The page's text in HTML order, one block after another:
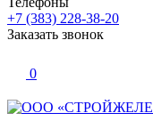
+7 (383) 228-38-20
Заказать звонок
0